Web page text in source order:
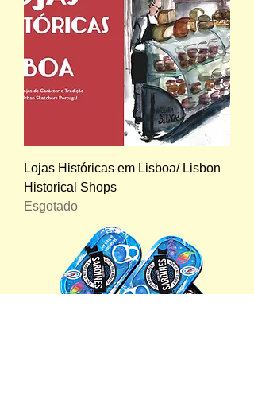
Lojas Históricas em Lisboa/ Lisbon
Historical Shops
Esgotado